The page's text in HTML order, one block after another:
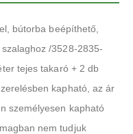
bútorba beépíthető,
/3528-2835-
tejes takaró + 2 db
kapható, az ár
személyesen kapható
nem tudjuk